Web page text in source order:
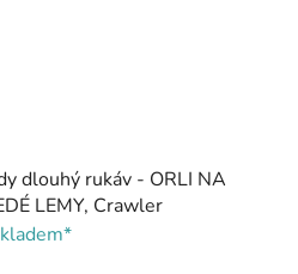
dlouhý rukáv - ORLI NA
LEMY, Crawler